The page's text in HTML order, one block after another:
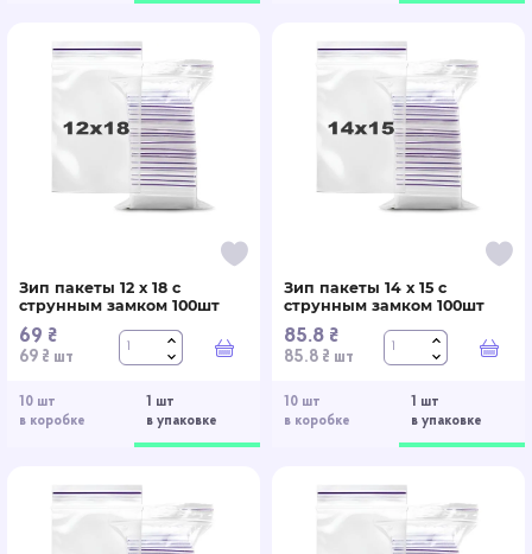
10 шт
в коробке
1 шт
в упаковке
Зип пакеты 12 x 18 с
струнным замком 100шт
69 ₴
69 ₴ шт В корзину
10 шт
в коробке
1 шт
в упаковке
Зип пакеты 14 x 15 с
струнным замком 100шт
85.8 ₴
85.8 ₴ шт В